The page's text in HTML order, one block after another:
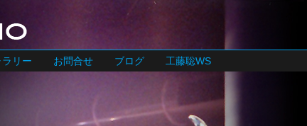
ラリー お問合せ ブログ 工藤聡WS